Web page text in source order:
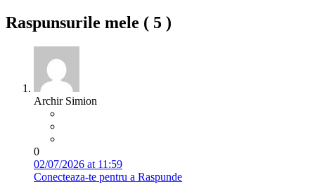
Raspunsurile mele ( 5 )
Archir Simion
0
02/07/2026 at 11:59
Conecteaza-te pentru a Raspunde